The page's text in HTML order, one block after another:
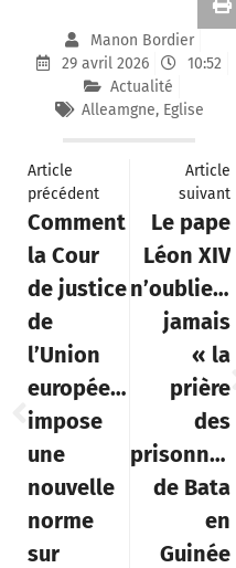
Manon Bordier
29 avril 2026
10:52
Actualité
Alleamgne, Eglise
Article
précédent
Comment
la Cour
de justice
de
l’Union
européenne
impose
une
nouvelle
norme
sur
Article
suivant
Le pape
Léon XIV
n’oubliera
jamais
« la
prière
des
prisonniers
de Bata
en
Guinée